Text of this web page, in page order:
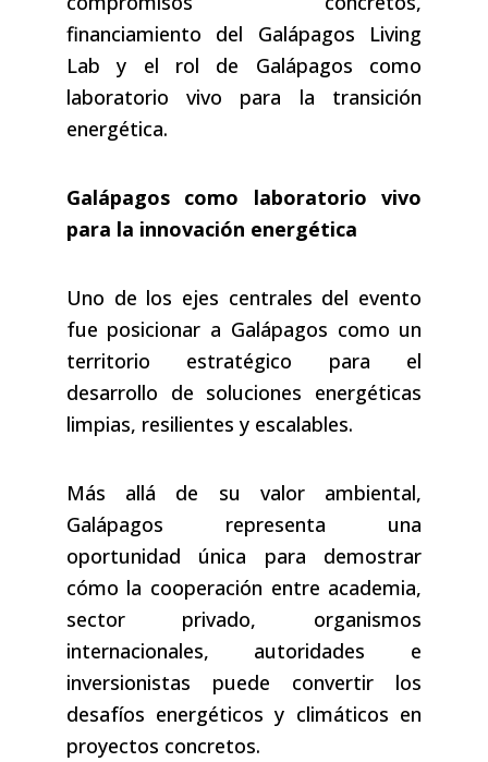
financiamiento del Galápagos Living
Lab y el rol de Galápagos como
laboratorio vivo para la transición
energética.
Galápagos como laboratorio vivo
para la innovación energética
Uno de los ejes centrales del evento
fue posicionar a Galápagos como un
territorio estratégico para el
desarrollo de soluciones energéticas
limpias, resilientes y escalables.
Más allá de su valor ambiental,
Galápagos representa una
oportunidad única para demostrar
cómo la cooperación entre academia,
sector privado, organismos
internacionales, autoridades e
inversionistas puede convertir los
desafíos energéticos y climáticos en
proyectos concretos.